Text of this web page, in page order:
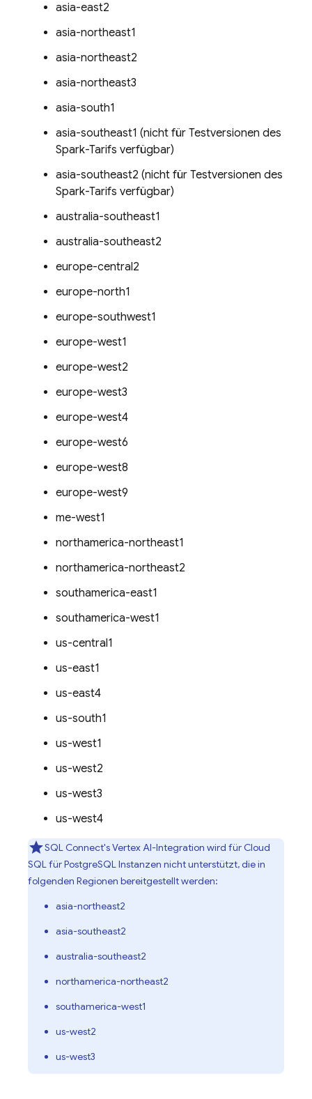
asia-east2
asia-northeast1
asia-northeast2
asia-northeast3
asia-south1
asia-southeast1 (nicht für Testversionen des
Spark-Tarifs verfügbar)
asia-southeast2 (nicht für Testversionen des
Spark-Tarifs verfügbar)
australia-southeast1
australia-southeast2
europe-central2
europe-north1
europe-southwest1
europe-west1
europe-west2
europe-west3
europe-west4
europe-west6
europe-west8
europe-west9
me-west1
northamerica-northeast1
northamerica-northeast2
southamerica-east1
southamerica-west1
us-central1
us-east1
us-east4
us-south1
us-west1
us-west2
us-west3
us-west4
SQL Connect's Vertex AI-Integration wird für Cloud
SQLfür PostgreSQL Instanzen nicht unterstützt, die in
folgenden Regionen bereitgestellt werden:
asia-northeast2
asia-southeast2
australia-southeast2
northamerica-northeast2
southamerica-west1
us-west2
us-west3